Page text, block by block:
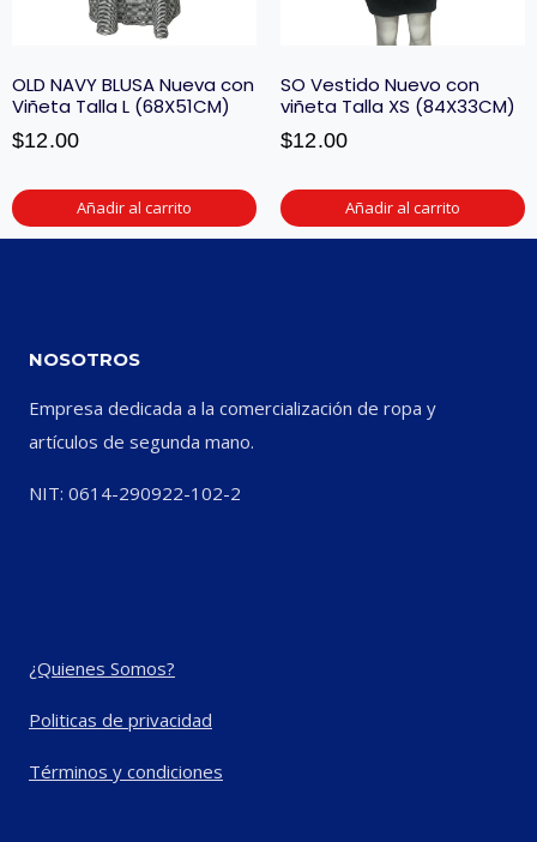
OLD NAVY BLUSA Nueva con
Viñeta Talla L (68X51CM)
$12.00
Añadir al carrito
SO Vestido Nuevo con
viñeta Talla XS (84X33CM)
$12.00
Añadir al carrito
NOSOTROS
Empresa dedicada a la comercialización de ropa y
artículos de segunda mano.
NIT: 0614-290922-102-2
¿Quienes Somos?
Politicas de privacidad
Términos y condiciones